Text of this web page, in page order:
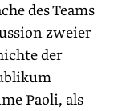
des Teams
zweier
der
Paoli, als